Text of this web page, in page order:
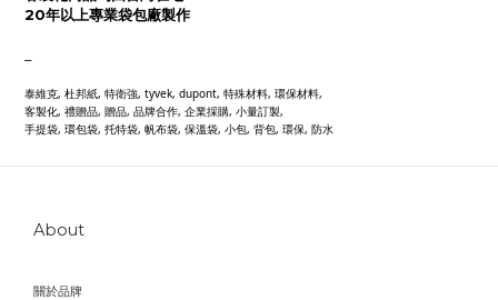
20年以上專業袋包廠製作
泰維克, 杜邦紙, 特衛強, tyvek, dupont, 特殊材料, 環保材料,
客製化, 禮贈品, 贈品, 品牌合作, 企業採購, 小量訂製,
手提袋, 環包袋, 托特袋, 帆布袋, 保溫袋, 小包, 背包, 環保, 防水
About
關於品牌